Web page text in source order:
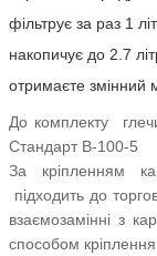
фільтрує за раз 1
накопичує до 2.7
отримаєте змінний
До комплекту
Стандарт В-100-5
За кріпленням
підходить до
взаємозамінні з
способом кріплення